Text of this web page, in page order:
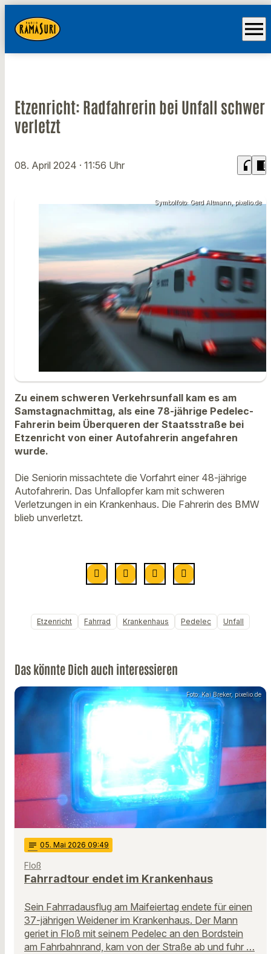
menu
Etzenricht: Radfahrerin bei Unfall schwer
verletzt
08. April 2024 · 11:56 Uhr headphones chrome_reader_mode
Symbolfoto: Gerd Altmann, pixelio.de
Zu einem schweren Verkehrsunfall kam es am
Samstagnachmittag, als eine 78-jährige Pedelec-
Fahrerin beim Überqueren der Staatsstraße bei
Etzenricht von einer Autofahrerin angefahren
wurde.
Die Seniorin missachtete die Vorfahrt einer 48-jährige
Autofahrerin. Das Unfallopfer kam mit schweren
Verletzungen in ein Krankenhaus. Die Fahrerin des BMW
blieb unverletzt.
Etzenricht Fahrrad Krankenhaus Pedelec Unfall
Das könnte Dich auch interessieren
Foto: Kai Breker, pixelio.de
notes 05. Mai 2026 09:49
Floß
Fahrradtour endet im Krankenhaus
Sein Fahrradausflug am Maifeiertag endete für einen
37-jährigen Weidener im Krankenhaus. Der Mann
geriet in Floß mit seinem Pedelec an den Bordstein
am Fahrbahnrand, kam von der Straße ab und fuhr …